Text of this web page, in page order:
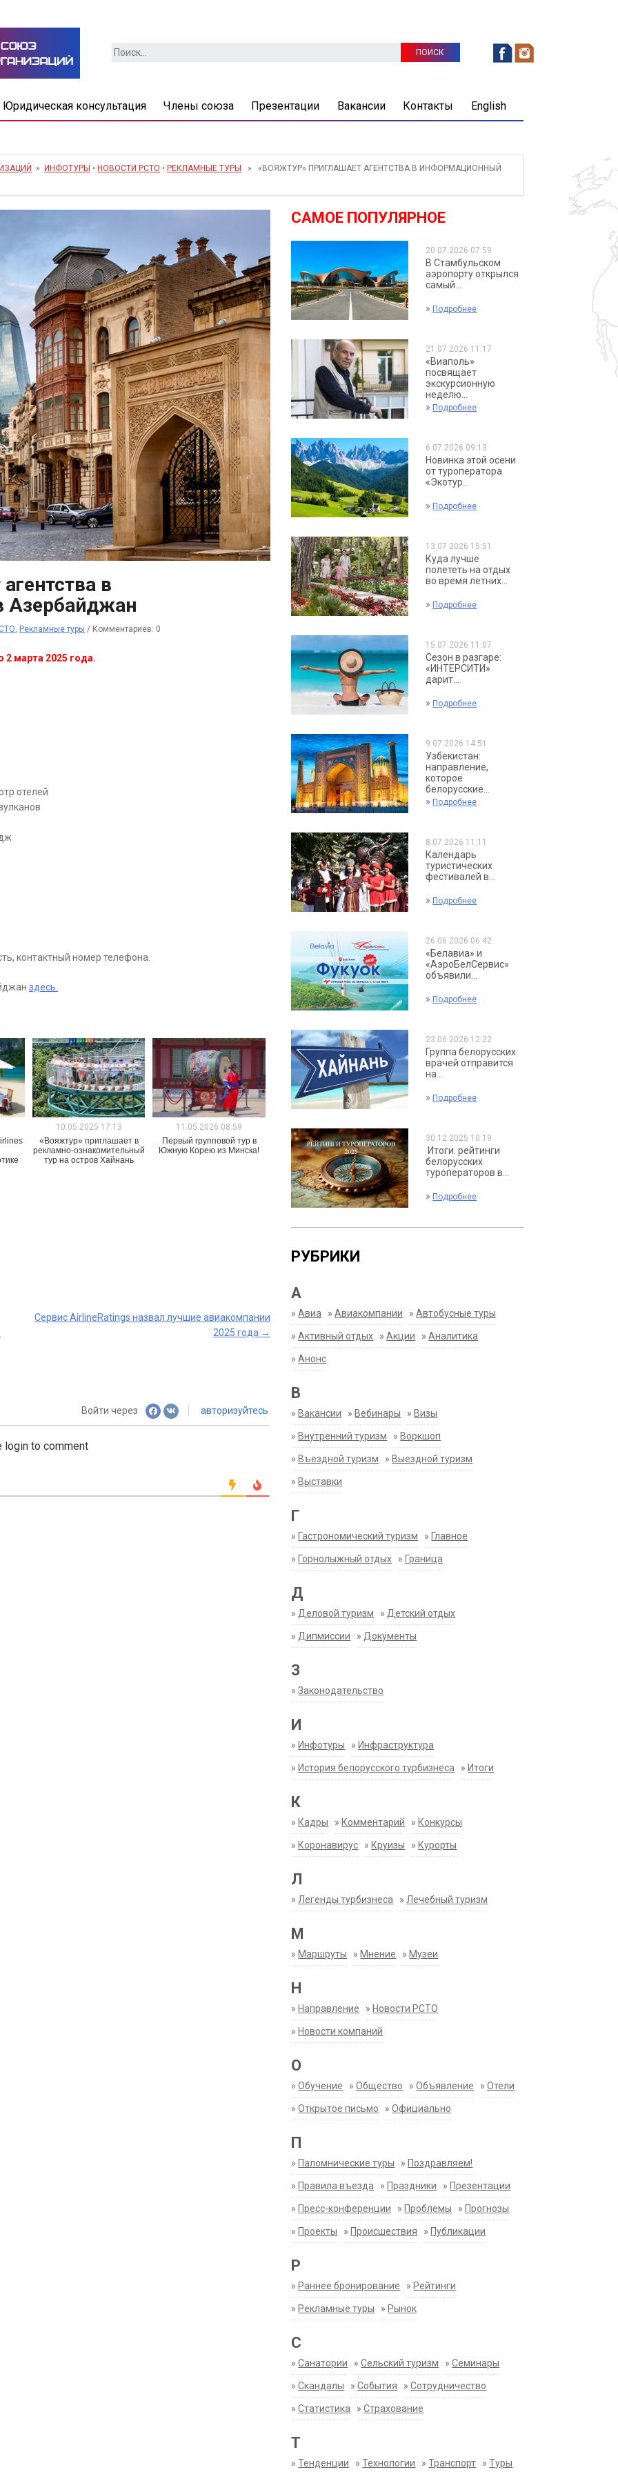
Найти:
Юридическая консультация Члены союза Презентации Вакансии Контакты English
» ИНФОТУРЫ • НОВОСТИ РСТО • РЕКЛАМНЫЕ ТУРЫ
» «ВОЯЖТУР» ПРИГЛАШАЕТ АГЕНТСТВА В ИНФОРМАЦИОННЫЙ
в
Азербайджан
, Рекламные туры / Комментариев: 0
2 марта 2025 года.
отелей
контактный номер телефона.
здесь.
10.05.2025 17:13
«Вояжтур» приглашает в
рекламно-ознакомительный
тур на остров Хайнань
11.05.2026 08:59
Первый групповой тур в
Южную Корею из Минска!
Сервис AirlineRatings назвал лучшие авиакомпании
2025 года →
Войти через авторизуйтесь
login to comment
САМОЕ ПОПУЛЯРНОЕ
20.07.2026 07:59
В Стамбульском
аэропорту открылся
самый...
» Подробнее
21.07.2026 11:17
«Виаполь»
посвящает
экскурсионную
неделю...
» Подробнее
6.07.2026 09:13
Новинка этой осени
от туроператора
«Экотур...
» Подробнее
13.07.2026 15:51
Куда лучше
полететь на отдых
во время летних...
» Подробнее
15.07.2026 11:07
Сезон в разгаре:
«ИНТЕРСИТИ»
дарит...
» Подробнее
9.07.2026 14:51
Узбекистан:
направление,
которое
белорусские...
» Подробнее
8.07.2026 11:11
Календарь
туристических
фестивалей в...
» Подробнее
26.06.2026 06:42
«Белавиа» и
«АэроБелСервис»
объявили...
» Подробнее
23.06.2026 12:22
Группа белорусских
врачей отправится
на...
» Подробнее
30.12.2025 10:19
Итоги: рейтинги
белорусских
туроператоров в...
» Подробнее
РУБРИКИ
А
»Авиа »Авиакомпании »Автобусные туры
»Активный отдых »Акции »Аналитика
»Анонс
В
» Вакансии » Вебинары » Визы
» Внутренний туризм » Воркшоп
» Въездной туризм » Выездной туризм
» Выставки
Г
» Гастрономический туризм » Главное
» Горнолыжный отдых » Граница
Д
» Деловой туризм » Детский отдых
» Дипмиссии » Документы
З
»Законодательство
И
» Инфотуры » Инфраструктура
» История белорусского турбизнеса » Итоги
К
» Кадры » Комментарий » Конкурсы
» Коронавирус » Круизы » Курорты
Л
» Легенды турбизнеса » Лечебный туризм
М
» Маршруты » Мнение » Музеи
Н
» Направление » Новости РСТО
» Новости компаний
О
»Обучение »Общество »Объявление »Отели
»Открытое письмо »Официально
П
» Паломнические туры » Поздравляем!
» Правила въезда » Праздники » Презентации
» Пресс-конференции » Проблемы » Прогнозы
» Проекты » Происшествия » Публикации
Р
» Раннее бронирование » Рейтинги
» Рекламные туры » Рынок
С
»Санатории »Сельский туризм »Семинары
»Скандалы »События »Сотрудничество
»Статистика »Страхование
Т
»Тенденции »Технологии »Транспорт »Туры